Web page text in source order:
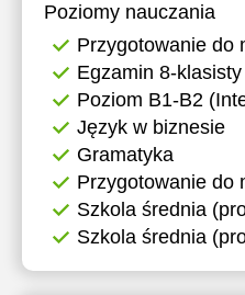
Poziomy nauczania
Przygotowanie do
Egzamin 8-klasisty
Poziom B1-B2
Język w biznesie
Gramatyka
Przygotowanie do
Szkola średnia
Szkola średnia